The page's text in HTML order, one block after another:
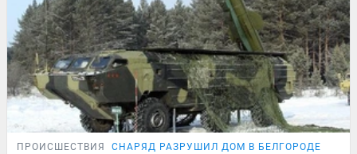
ПРОИСШЕСТВИЯ СНАРЯД РАЗРУШИЛ ДОМ В БЕЛГОРОДЕ